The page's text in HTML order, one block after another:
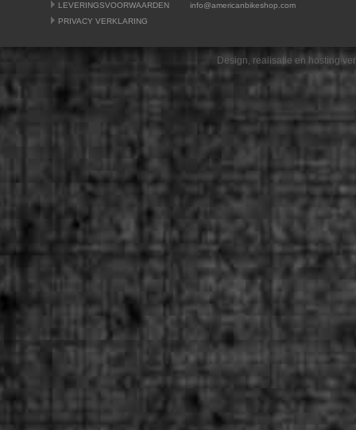
LEVERINGSVOORWAARDEN
PRIVACY VERKLARING
info@americanbikeshop.com
Design, realisatie en hosting